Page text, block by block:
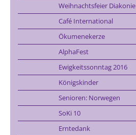
Weihnachtsfeier Diakonie
Café International
Ökumenekerze
AlphaFest
Ewigkeitssonntag 2016
Königskinder
Senioren: Norwegen
SoKi 10
Erntedank